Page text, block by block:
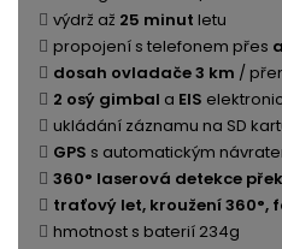
Napájecí
kabely
Příslušenství
S
dotykovým
displejem
Bone
Conduction
Sada
dronu
se
2
bateriemi
Sada
kamerám
Bateriové
WiFi
kamery
Bateriové
4G
Paměťové
karty
na
zmrzlinu
ledovou
tříšť
Příslušenství
do
auta
výdrž až 25 minut letu
propojení s telefonem přes
dosah ovladače 3 km /
2 osý gimbal a EIS
ukládání záznamu na SD
GPS s automatickým
360° laserová detekce
traťový let, kroužení 360°,
hmotnost s baterií 234g